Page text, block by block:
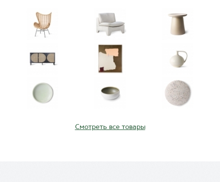
Смотреть все товары